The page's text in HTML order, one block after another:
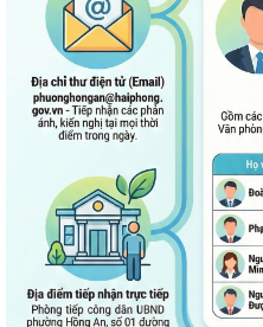
UBND phường Hồng An thông tin
ngày 28/7/2026 của HĐND thành
Bình dân học vụ số - nền tảng
Thông báo về việc niêm yết công
kiến đối với các hộ gia đình,...
QUAN ĐIỂM CỐT LÕI CỦA
07/01/2026 VỀ PHÁT TRIỂN VĂN
PHƯỜNG HỒNG AN TỔ CHỨC SƠ
THỰC HIỆN MÔ HÌNH “TỔ DÂN